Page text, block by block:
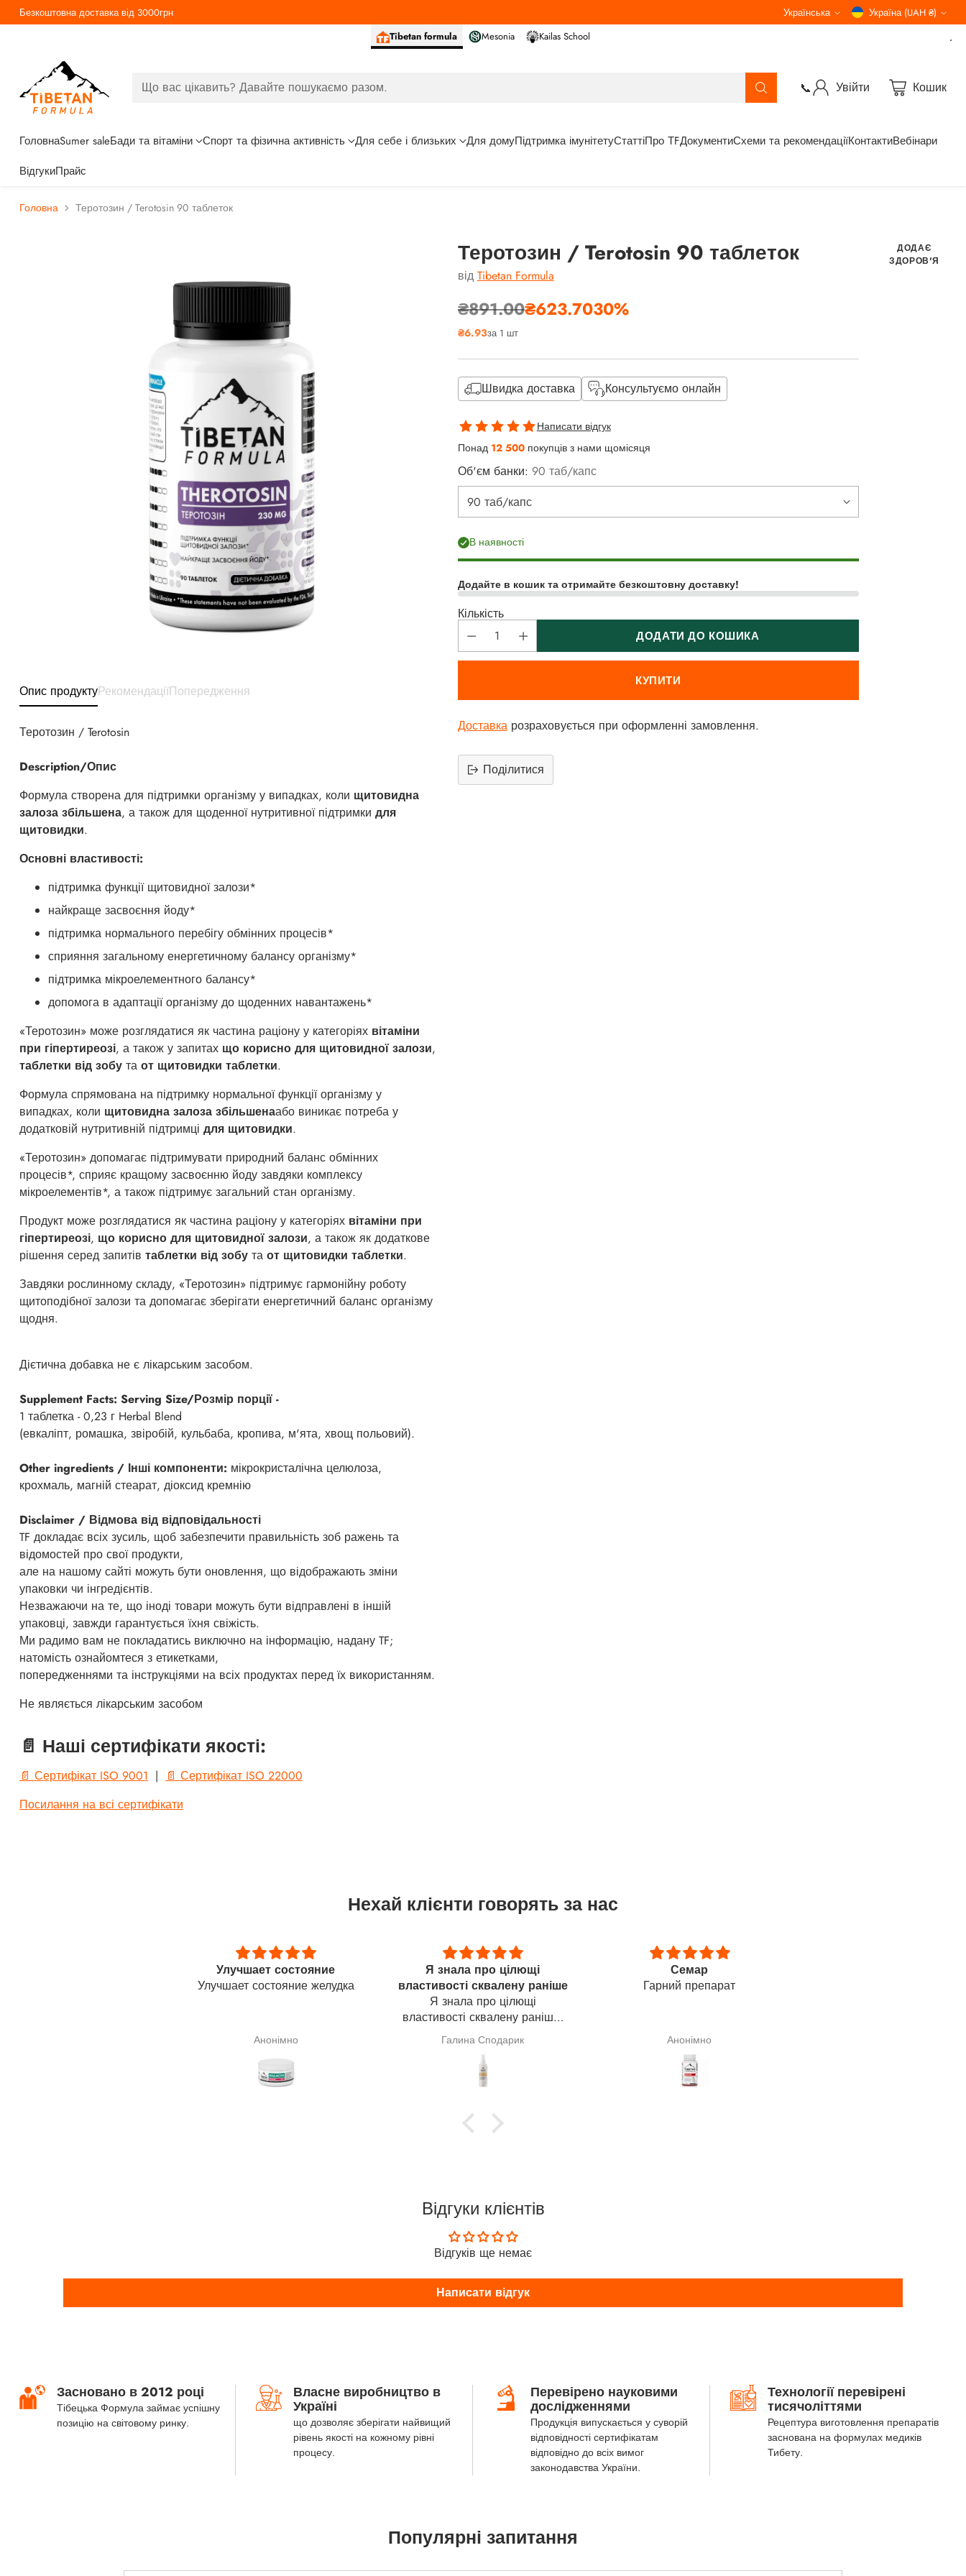
Tibetan formula Mesonia Kailas School
Що вас цікавить? Давайте пошукаємо разом. 📞 Увійти Кошик
ГоловнаSumer saleБади та вітаміни Спорт та фізична активність Для себе і близьких Для домуПідтримка імунітетуСтаттіПро ТFДокументиСхеми та рекомендаціїКонтактиВебінари
ВідгукиПрайс
Безкоштовна доставка від 3000грн Мова
Українська Валюта Україна (UAH ₴)
Головна Теротозин / Terotosin 90 таблеток
Опис продуктуРекомендаціїПопередження
Теротозин / Terotosin
Description/Опис
Формула створена для підтримки організму у випадках, коли щитовидна
залоза збільшена, а також для щоденної нутритивної підтримки для
щитовидки.
Основні властивості:
підтримка функції щитовидної залози*
найкраще засвоєння йоду*
підтримка нормального перебігу обмінних процесів*
сприяння загальному енергетичному балансу організму*
підтримка мікроелементного балансу*
допомога в адаптації організму до щоденних навантажень*
«Теротозин» може розглядатися як частина раціону у категоріях вітаміни
при гіпертиреозі, а також у запитах що корисно для щитовидної залози,
таблетки від зобута от щитовидки таблетки.
Формула спрямована на підтримку нормальної функції організму у
випадках, коли щитовидна залоза збільшенаабо виникає потреба у
додатковій нутритивній підтримці для щитовидки.
«Теротозин» допомагає підтримувати природний баланс обмінних
процесів*, сприяє кращому засвоєнню йоду завдяки комплексу
мікроелементів*, а також підтримує загальний стан організму.
Продукт може розглядатися як частина раціону у категоріях вітаміни при
гіпертиреозі, що корисно для щитовидної залози, а також як додаткове
рішення серед запитів таблетки від зобута от щитовидки таблетки.
Завдяки рослинному складу, «Теротозин» підтримує гармонійну роботу
щитоподібної залози та допомагає зберігати енергетичний баланс організму
щодня.
Дієтична добавка не є лікарським засобом.
Supplement Facts: Serving Size/Розмір порції -
1 таблетка - 0,23 г Herbal Blend
(евкаліпт, ромашка, звіробій, кульбаба, кропива, м'ята, хвощ польовий).
Other ingredients / Інші компоненти: мікрокристалічна целюлоза,
крохмаль, магній стеарат, діоксид кремнію
Disclaimer / Відмова від відповідальності
TF докладає всіх зусиль, щоб забезпечити правильність зоб ражень та
відомостей про свої продукти,
але на нашому сайті можуть бути оновлення, що відображають зміни
упаковки чи інгредієнтів.
Незважаючи на те, що іноді товари можуть бути відправлені в іншій
упаковці, завжди гарантується їхня свіжість.
Ми радимо вам не покладатись виключно на інформацію, надану TF;
натомість ознайомтеся з етикетками,
попередженнями та інструкціями на всіх продуктах перед їх використанням.
Не являється лікарським засобом
📄 Наші сертифікати якості:
📄 Сертифікат ISO 9001 |
📄 Сертифікат ISO 22000
Посилання на всі сертифікати
Теротозин / Terotosin 90 таблеток
від Tibetan Formula
Звичайна
ціна
₴891.00₴623.7030%
₴6.93за 1 шт
Швидка доставка Консультуємо онлайн
Написати відгук
Понад 12 500 покупців з нами щомісяця
Об'єм банки: 90 таб/капс
В наявності
Додайте в кошик та отримайте безкоштовну доставку!
Кількість
ДОДАТИ ДО КОШИКА
КУПИТИ
Доставкарозраховується при оформленні замовлення.
Поділитися
ДОДАЄ
ЗДОРОВ'Я
Нехай клієнти говорять за нас
Я знала про цілющі
властивості сквалену раніше
тому його і замовила. Надіюся,
що допоможе мені в лікуванні
щитовидної залози(узли). На
разі про результат говорити
Галина Сподарик
Семар
Гарний препарат
Анонімно
Приємний запах, всмоктується
шкірою. Застосовую для
покращення. Дякую за Вашу
роботу.
Галина Сподарик
Відгуки клієнтів
Відгуків ще немає
Написати відгук
Засновано в 2012 році
Тібецька Формула займає успішну
позицію на світовому ринку.
Власне виробництво в
Україні
що дозволяє зберігати найвищий
рівень якості на кожному рівні
процесу.
Перевірено науковими
дослідженнями
Продукція випускається у суворій
відповідності сертифікатам
відповідно до всіх вимог
законодавства України.
Технології перевірені
тисячоліттями
Рецептура виготовлення препаратів
заснована на формулах медиків
Тибету.
Популярні запитання